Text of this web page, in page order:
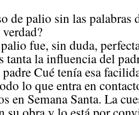
de palio sin las palabras
fue, sin duda,
tanta la influencia del
Cué tenía esa
lo que entra en
en Semana Santa. La